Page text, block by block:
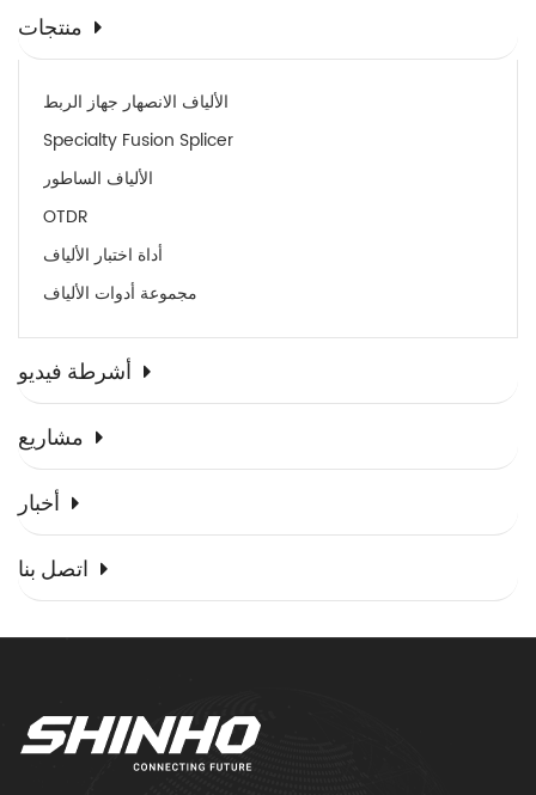
منتجات
الألياف الانصهار جهاز الربط
Specialty Fusion Splicer
الألياف الساطور
OTDR
أداة اختبار الألياف
مجموعة أدوات الألياف
أشرطة فيديو
مشاريع
أخبار
اتصل بنا